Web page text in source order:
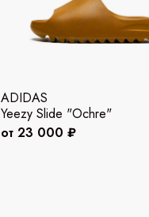
ADIDAS
Yeezy Slide "Ochre"
от 23 000 ₽